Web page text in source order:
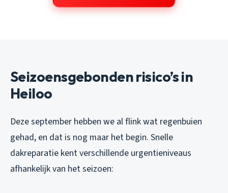
Seizoensgebonden risico’s in
Heiloo
Deze september hebben we al flink wat regenbuien
gehad, en dat is nog maar het begin. Snelle
dakreparatie kent verschillende urgentieniveaus
afhankelijk van het seizoen: